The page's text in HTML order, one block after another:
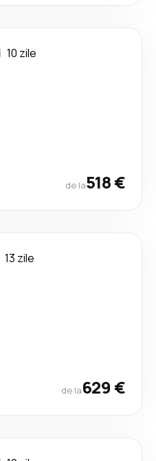
10 zile
de la518 €
13 zile
de la629 €